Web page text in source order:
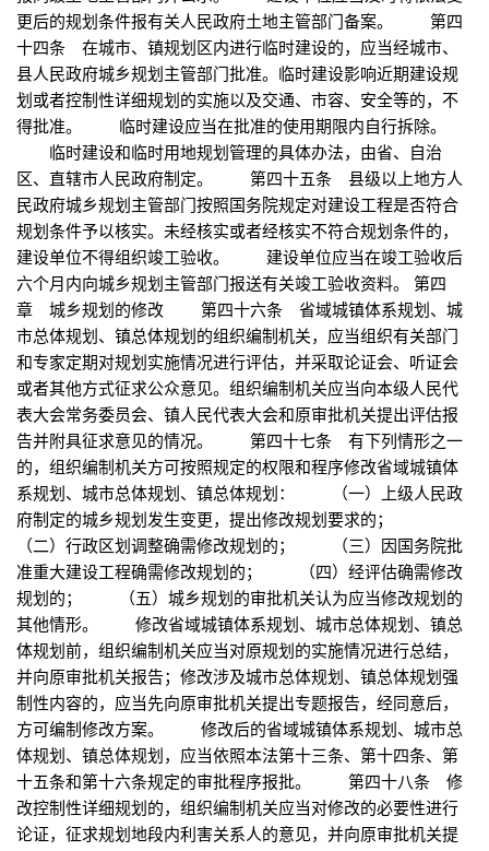
更后的规划条件报有关人民政府土地主管部门备案。 第四
十四条 在城市、镇规划区内进行临时建设的，应当经城市、
县人民政府城乡规划主管部门批准。临时建设影响近期建设规
划或者控制性详细规划的实施以及交通、市容、安全等的，不
得批准。 临时建设应当在批准的使用期限内自行拆除。
临时建设和临时用地规划管理的具体办法，由省、自治
区、直辖市人民政府制定。 第四十五条 县级以上地方人
民政府城乡规划主管部门按照国务院规定对建设工程是否符合
规划条件予以核实。未经核实或者经核实不符合规划条件的，
建设单位不得组织竣工验收。 建设单位应当在竣工验收后
六个月内向城乡规划主管部门报送有关竣工验收资料。 第四
章 城乡规划的修改 第四十六条 省域城镇体系规划、城
市总体规划、镇总体规划的组织编制机关，应当组织有关部门
和专家定期对规划实施情况进行评估，并采取论证会、听证会
或者其他方式征求公众意见。组织编制机关应当向本级人民代
表大会常务委员会、镇人民代表大会和原审批机关提出评估报
告并附具征求意见的情况。 第四十七条 有下列情形之一
的，组织编制机关方可按照规定的权限和程序修改省域城镇体
系规划、城市总体规划、镇总体规划： （一）上级人民政
府制定的城乡规划发生变更，提出修改规划要求的；
（二）行政区划调整确需修改规划的； （三）因国务院批
准重大建设工程确需修改规划的； （四）经评估确需修改
规划的； （五）城乡规划的审批机关认为应当修改规划的
其他情形。 修改省域城镇体系规划、城市总体规划、镇总
体规划前，组织编制机关应当对原规划的实施情况进行总结，
并向原审批机关报告；修改涉及城市总体规划、镇总体规划强
制性内容的，应当先向原审批机关提出专题报告，经同意后，
方可编制修改方案。 修改后的省域城镇体系规划、城市总
体规划、镇总体规划，应当依照本法第十三条、第十四条、第
十五条和第十六条规定的审批程序报批。 第四十八条 修
改控制性详细规划的，组织编制机关应当对修改的必要性进行
论证，征求规划地段内利害关系人的意见，并向原审批机关提